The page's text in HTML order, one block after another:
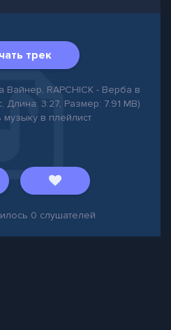
трек
RAPCHICK - Верба в
Длина: 3:27, Размер: 7.91 MB)
музыку в плейлист
0 слушателей